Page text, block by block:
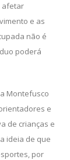
afetar
e as
não é
poderá
Montefusco
e
de crianças e
ideia de que
por